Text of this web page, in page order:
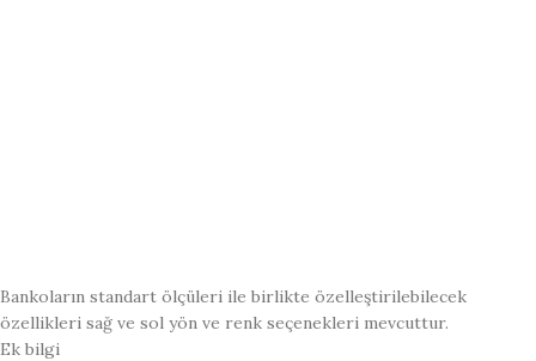
Bankoların standart ölçüleri ile birlikte özelleştirilebilecek
özellikleri sağ ve sol yön ve renk seçenekleri mevcuttur.
Ek bilgi